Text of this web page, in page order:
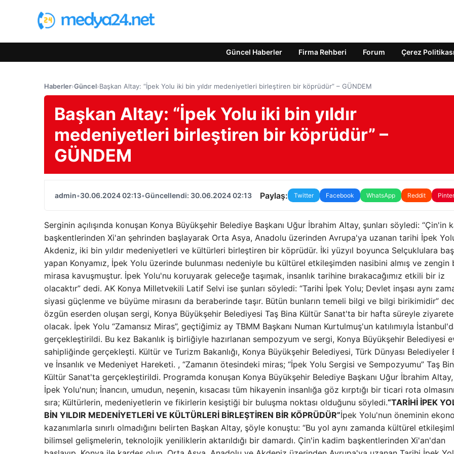
Güncel Haberler Firma Rehberi Forum Çerez Politikası
Haberler›Güncel›Başkan Altay: “İpek Yolu iki bin yıldır medeniyetleri birleştiren bir köprüdür” – GÜNDEM
Başkan Altay: “İpek Yolu iki bin yıldır
medeniyetleri birleştiren bir köprüdür” –
GÜNDEM
admin•30.06.2024 02:13•Güncellendi: 30.06.2024 02:13 Paylaş: Twitter Facebook WhatsApp Reddit
Serginin açılışında konuşan Konya Büyükşehir Belediye Başkanı Uğur İbrahim Altay, şunları söyledi: “Çin'in
başkentlerinden Xi'an şehrinden başlayarak Orta Asya, Anadolu üzerinden Avrupa'ya uzanan tarihi İpek
Akdeniz, iki bin yıldır medeniyetleri ve kültürleri birleştiren bir köprüdür. İki yüzyıl boyunca Selçuklulara
yapan Konyamız, İpek Yolu üzerinde bulunması nedeniyle bu kültürel etkileşimden nasibini almış ve zengin
mirasa kavuşmuştur. İpek Yolu'nu koruyarak geleceğe taşımak, insanlık tarihine bırakacağımız etkili bir iz
olacaktır” dedi. AK Konya Milletvekili Latif Selvi ise şunları söyledi: “Tarihi İpek Yolu; Devlet inşası aynı
siyasi güçlenme ve büyüme mirasını da beraberinde taşır. Bütün bunların temeli bilgi ve bilgi birikimidir”
özgün eserden oluşan sergi, Konya Büyükşehir Belediyesi Taş Bina Kültür Sanat'ta bir hafta süreyle ziyarete
olacak. İpek Yolu “Zamansız Miras”, geçtiğimiz ay TBMM Başkanı Numan Kurtulmuş'un katılımıyla
gerçekleştirildi. Bu kez Bakanlık iş birliğiyle hazırlanan sempozyum ve sergi, Konya Büyükşehir Belediyesi
sahipliğinde gerçekleşti. Kültür ve Turizm Bakanlığı, Konya Büyükşehir Belediyesi, Türk Dünyası Belediyeler
ve İnsanlık ve Medeniyet Hareketi. , “Zamanın ötesindeki miras; “İpek Yolu Sergisi ve Sempozyumu” Taş
Kültür Sanat'ta gerçekleştirildi. Programda konuşan Konya Büyükşehir Belediye Başkanı Uğur İbrahim
İpek Yolu'nun; İnancın, umudun, neşenin, kısacası tüm hikayenin insanlığa göz kırptığı bir ticari rota
sıra; Kültürlerin, medeniyetlerin ve fikirlerin kesiştiği bir buluşma noktası olduğunu söyledi.“TARİHİ İPEK
BİN YILDIR MEDENİYETLERİ VE KÜLTÜRLERİ BİRLEŞTİREN BİR KÖPRÜDÜR”İpek Yolu'nun öneminin
kazanımlarla sınırlı olmadığını belirten Başkan Altay, şöyle konuştu: “Bu yol aynı zamanda kültürel
bilimsel gelişmelerin, teknolojik yeniliklerin aktarıldığı bir damardı. Çin'in kadim başkentlerinden Xi'an'dan